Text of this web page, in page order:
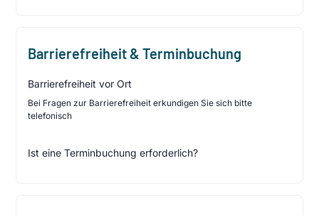
Barrierefreiheit & Terminbuchung
Barrierefreiheit vor Ort
Bei Fragen zur Barrierefreiheit erkundigen Sie sich bitte
telefonisch
Ist eine Terminbuchung erforderlich?